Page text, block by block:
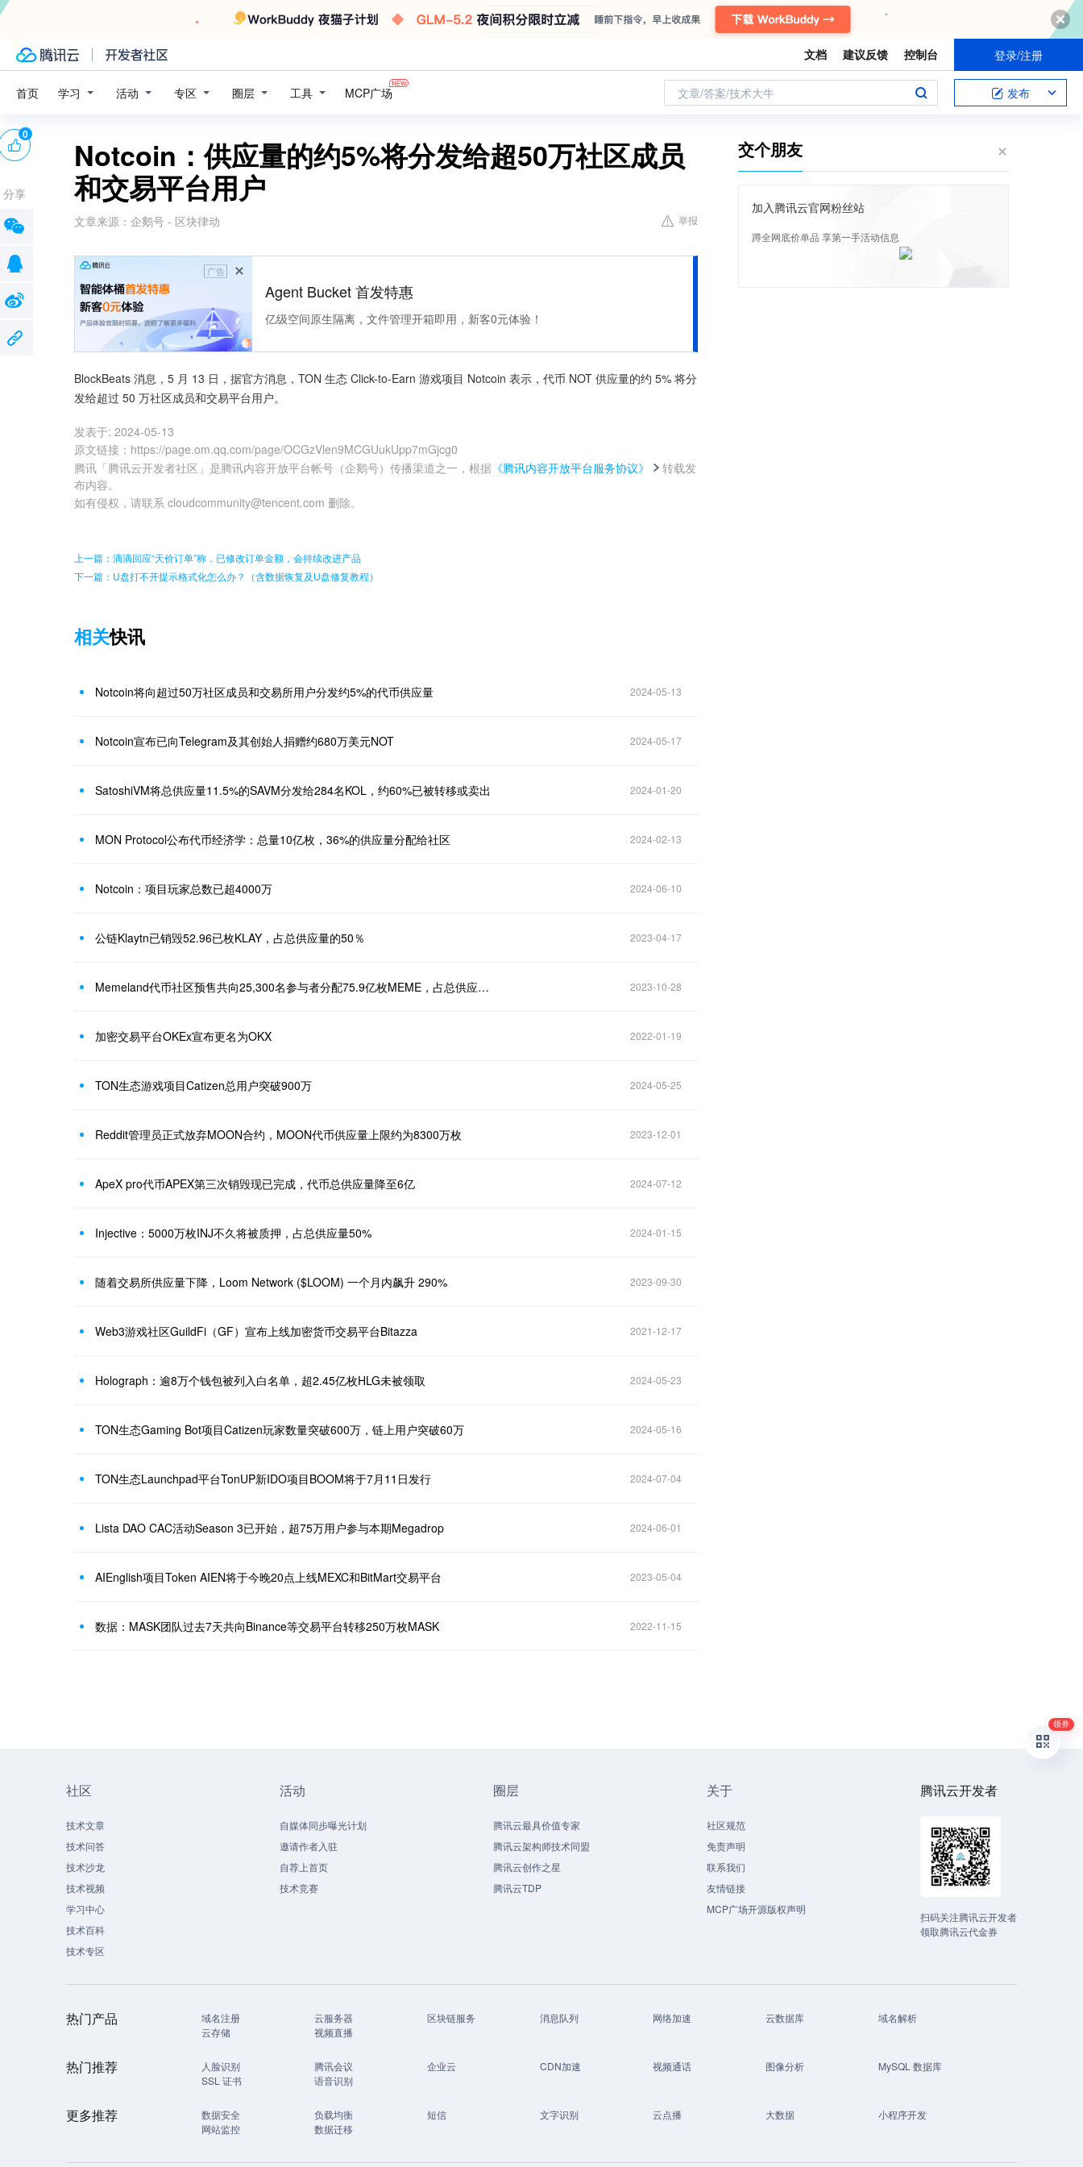
文档 建议反馈 控制台 登录/注册
首页 学习 活动 专区 圈层 工具 MCP广场 文章/答案/技术大牛 发布
Notcoin：供应量的约5%将分发给超50万社区成员
和交易平台用户
文章来源： 企鹅号 - 区块律动 举报
广告
Agent Bucket 首发特惠
亿级空间原生隔离，文件管理开箱即用，新客0元体验！
BlockBeats 消息，5 月 13 日，据官方消息，TON 生态 Click-to-Earn 游戏项目 Notcoin 表示，代币 NOT 供应量的约 5% 将分
发给超过 50 万社区成员和交易平台用户。
发表于: 2024-05-13
原文链接 ： https://page.om.qq.com/page/OCGzVlen9MCGUukUpp7mGjcg0
腾讯「腾讯云开发者社区」是腾讯内容开放平台帐号（企鹅号）传播渠道之一，根据 《腾讯内容开放平台服务协议》
转载发
布内容。
如有侵权，请联系 cloudcommunity@tencent.com 删除。
0
分享
上一篇：滴滴回应“天价订单”称，已修改订单金额，会持续改进产品
下一篇：U盘打不开提示格式化怎么办？（含数据恢复及U盘修复教程）
相关快讯
Notcoin将向超过50万社区成员和交易所用户分发约5%的代币供应量 2024-05-13
Notcoin宣布已向Telegram及其创始人捐赠约680万美元NOT 2024-05-17
SatoshiVM将总供应量11.5%的SAVM分发给284名KOL，约60%已被转移或卖出 2024-01-20
MON Protocol公布代币经济学：总量10亿枚，36%的供应量分配给社区 2024-02-13
Notcoin：项目玩家总数已超4000万 2024-06-10
公链Klaytn已销毁52.96已枚KLAY，占总供应量的50％ 2023-04-17
Memeland代币社区预售共向25,300名参与者分配75.9亿枚MEME，占总供应量11% 2023-10-28
加密交易平台OKEx宣布更名为OKX 2022-01-19
TON生态游戏项目Catizen总用户突破900万 2024-05-25
Reddit管理员正式放弃MOON合约，MOON代币供应量上限约为8300万枚 2023-12-01
ApeX pro代币APEX第三次销毁现已完成，代币总供应量降至6亿 2024-07-12
Injective：5000万枚INJ不久将被质押，占总供应量50% 2024-01-15
随着交易所供应量下降，Loom Network ($LOOM) 一个月内飙升 290% 2023-09-30
Web3游戏社区GuildFi（GF）宣布上线加密货币交易平台Bitazza 2021-12-17
Holograph：逾8万个钱包被列入白名单，超2.45亿枚HLG未被领取 2024-05-23
TON生态Gaming Bot项目Catizen玩家数量突破600万，链上用户突破60万 2024-05-16
TON生态Launchpad平台TonUP新IDO项目BOOM将于7月11日发行 2024-07-04
Lista DAO CAC活动Season 3已开始，超75万用户参与本期Megadrop 2024-06-01
AIEnglish项目Token AIEN将于今晚20点上线MEXC和BitMart交易平台 2023-05-04
数据：MASK团队过去7天共向Binance等交易平台转移250万枚MASK 2022-11-15
交个朋友
加入腾讯云官网粉丝站
蹲全网底价单品 享第一手活动信息
社区
技术文章
技术问答
技术沙龙
技术视频
学习中心
技术百科
技术专区
活动
自媒体同步曝光计划
邀请作者入驻
自荐上首页
技术竞赛
圈层
腾讯云最具价值专家
腾讯云架构师技术同盟
腾讯云创作之星
腾讯云TDP
关于
社区规范
免责声明
联系我们
友情链接
MCP广场开源版权声明
腾讯云开发者
扫码关注腾讯云开发者
领取腾讯云代金券
热门产品 域名注册 云服务器 区块链服务 消息队列 网络加速 云数据库
域名解析
云存储
视频直播
热门推荐 人脸识别 腾讯会议 企业云 CDN加速 视频通话 图像分析
MySQL 数据库
SSL 证书
语音识别
更多推荐 数据安全 负载均衡 短信 文字识别 云点播 大数据
小程序开发
网站监控
数据迁移
领券